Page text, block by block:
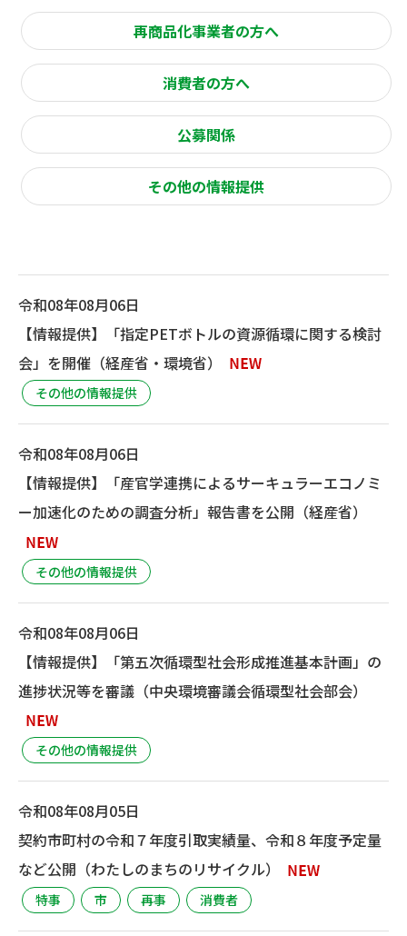
再商品化事業者の方へ
消費者の方へ
公募関係
その他の情報提供
令和08年08月06日
【情報提供】「指定PETボトルの資源循環に関する検討
会」を開催（経産省・環境省）
その他の情報提供
令和08年08月06日
【情報提供】「産官学連携によるサーキュラーエコノミ
ー加速化のための調査分析」報告書を公開（経産省）
その他の情報提供
令和08年08月06日
【情報提供】「第五次循環型社会形成推進基本計画」の
進捗状況等を審議（中央環境審議会循環型社会部会）
その他の情報提供
令和08年08月05日
契約市町村の令和７年度引取実績量、令和８年度予定量
など公開（わたしのまちのリサイクル）
特事 市 再事 消費者